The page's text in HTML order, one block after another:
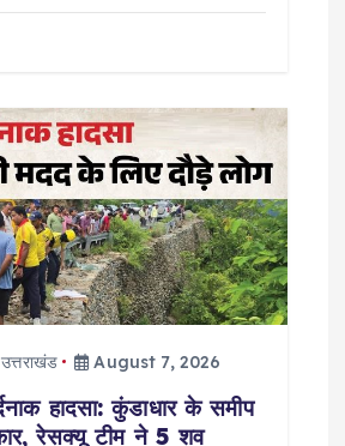
उत्तराखंड August 7, 2026
हादसा: कुंडाधार के समीप
रेसक्यू टीम ने 5 शव